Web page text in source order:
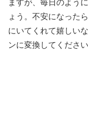
ますが、毎日のよう
ょう。不安になった
にいてくれて嬉しい
ンに変換してください